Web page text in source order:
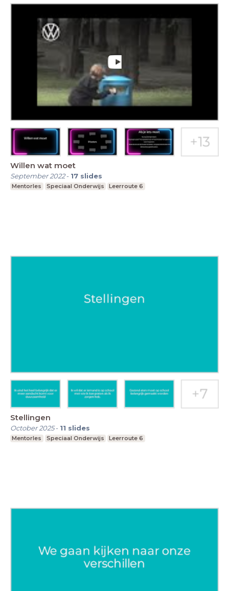
Willen wat moet
September 2022- 17 slides
Mentorles Speciaal Onderwijs Leerroute 6
Stellingen
October 2025- 11 slides
Mentorles Speciaal Onderwijs Leerroute 6